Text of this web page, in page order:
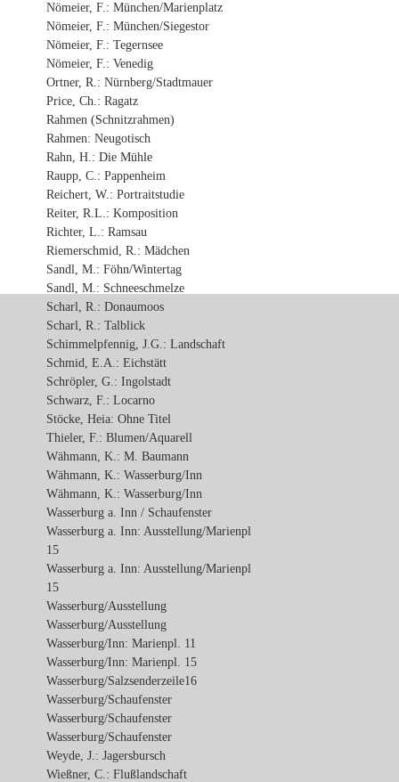
Nömeier, F.: München/Marienplatz
Nömeier, F.: München/Siegestor
Nömeier, F.: Tegernsee
Nömeier, F.: Venedig
Ortner, R.: Nürnberg/Stadtmauer
Price, Ch.: Ragatz
Rahmen (Schnitzrahmen)
Rahmen: Neugotisch
Rahn, H.: Die Mühle
Raupp, C.: Pappenheim
Reichert, W.: Portraitstudie
Reiter, R.L.: Komposition
Richter, L.: Ramsau
Riemerschmid, R.: Mädchen
Sandl, M.: Föhn/Wintertag
Sandl, M.: Schneeschmelze
Scharl, R.: Donaumoos
Scharl, R.: Talblick
Schimmelpfennig, J.G.: Landschaft
Schmid, E.A.: Eichstätt
Schröpler, G.: Ingolstadt
Schwarz, F.: Locarno
Stöcke, Heia: Ohne Titel
Thieler, F.: Blumen/Aquarell
Wähmann, K.: M. Baumann
Wähmann, K.: Wasserburg/Inn
Wähmann, K.: Wasserburg/Inn
Wasserburg a. Inn / Schaufenster
Wasserburg a. Inn: Ausstellung/Marienpl
15
Wasserburg a. Inn: Ausstellung/Marienpl
15
Wasserburg/Ausstellung
Wasserburg/Ausstellung
Wasserburg/Inn: Marienpl. 11
Wasserburg/Inn: Marienpl. 15
Wasserburg/Salzsenderzeile16
Wasserburg/Schaufenster
Wasserburg/Schaufenster
Wasserburg/Schaufenster
Weyde, J.: Jagersbursch
Wießner, C.: Flußlandschaft